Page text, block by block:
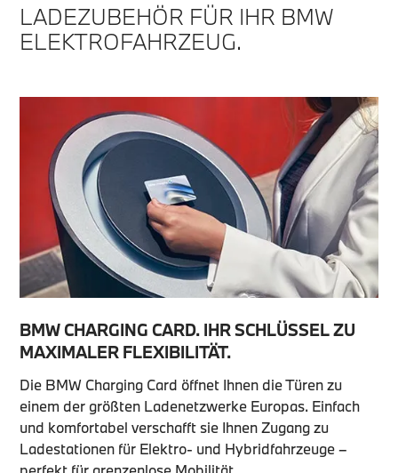
LADEZUBEHÖR FÜR IHR BMW
ELEKTROFAHRZEUG.
BMW CHARGING CARD. IHR SCHLÜSSEL ZU
MAXIMALER FLEXIBILITÄT.
Die BMW Charging Card öffnet Ihnen die Türen zu
einem der größten Ladenetzwerke Europas. Einfach
und komfortabel verschafft sie Ihnen Zugang zu
Ladestationen für Elektro- und Hybridfahrzeuge –